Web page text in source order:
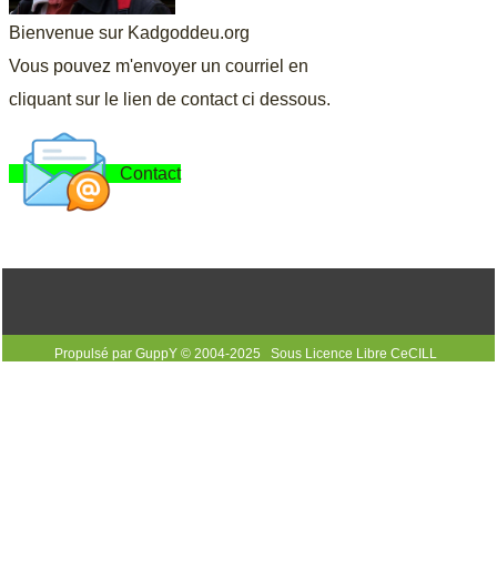
Bienvenue sur Kadgoddeu.org
Vous pouvez m'envoyer un courriel en
cliquant sur le lien de contact ci dessous.
Contact
Propulsé par GuppY © 2004-2025 Sous Licence Libre CeCILL